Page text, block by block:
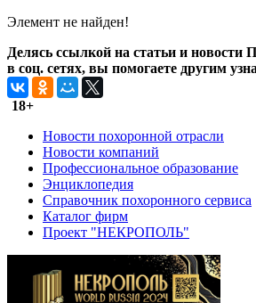
Элемент не найден!
Делясь ссылкой на статьи и новости
в соц. сетях, вы помогаете другим
18+
Новости похоронной отрасли
Новости компаний
Профессиональное образование
Энциклопедия
Справочник похоронного сервиса
Каталог фирм
Проект "НЕКРОПОЛЬ"